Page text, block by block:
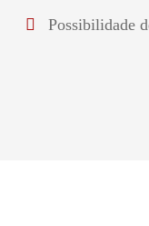
Possibilidade